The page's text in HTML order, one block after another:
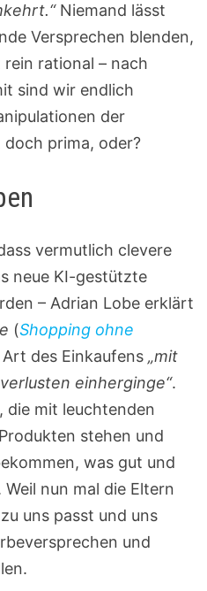
Niemand lässt
Versprechen blenden,
rational – nach
sind wir endlich
der
prima, oder?
vermutlich clevere
neue KI-gestützte
– Adrian Lobe erklärt
(Shopping ohne
Art des Einkaufens„mit
einherginge“.
die mit leuchtenden
stehen und
was gut und
nun mal die Eltern
uns passt und uns
und